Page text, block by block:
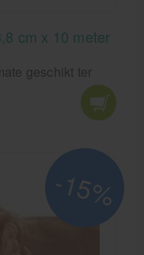
cm x 10 meter
geschikt ter
maar ook voor
is naast
verkrijgbaar is op
-15%